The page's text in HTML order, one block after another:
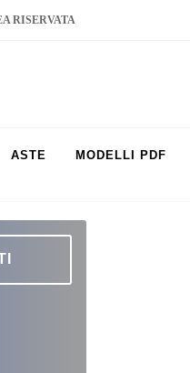
RISERVATA
ASTE MODELLI PDF